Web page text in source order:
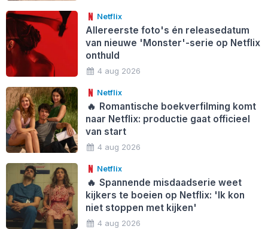
Netflix
Allereerste foto's én releasedatum
van nieuwe 'Monster'-serie op Netflix
onthuld
4 aug 2026
Netflix
🔥 Romantische boekverfilming komt
naar Netflix: productie gaat officieel
van start
4 aug 2026
Netflix
🔥 Spannende misdaadserie weet
kijkers te boeien op Netflix: 'Ik kon
niet stoppen met kijken'
4 aug 2026